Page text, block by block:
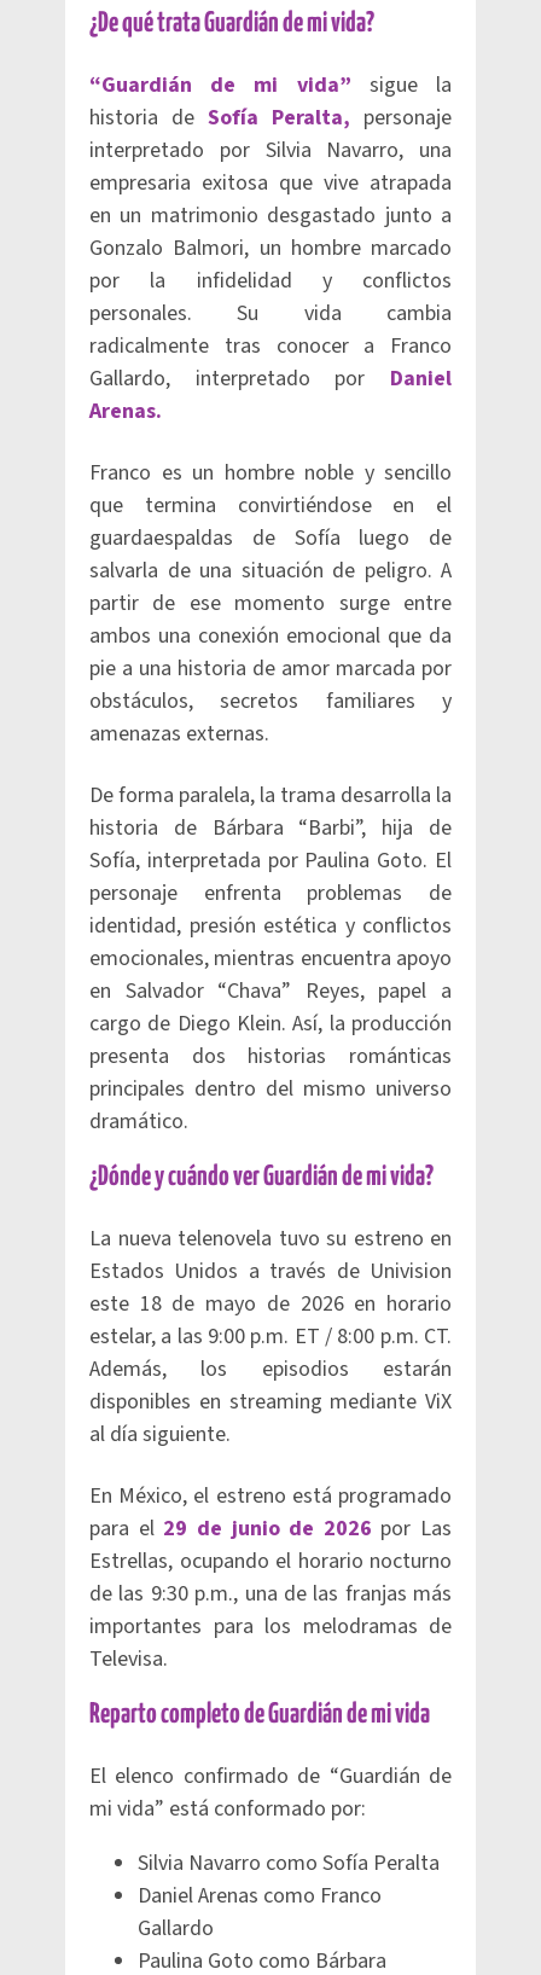
¿De qué trata Guardián de mi vida?
“Guardián de mi vida” sigue la
historia de Sofía Peralta, personaje
interpretado por Silvia Navarro, una
empresaria exitosa que vive atrapada
en un matrimonio desgastado junto a
Gonzalo Balmori, un hombre marcado
por la infidelidad y conflictos
personales. Su vida cambia
radicalmente tras conocer a Franco
Gallardo, interpretado por Daniel
Arenas.
Franco es un hombre noble y sencillo
que termina convirtiéndose en el
guardaespaldas de Sofía luego de
salvarla de una situación de peligro. A
partir de ese momento surge entre
ambos una conexión emocional que da
pie a una historia de amor marcada por
obstáculos, secretos familiares y
amenazas externas.
De forma paralela, la trama desarrolla la
historia de Bárbara “Barbi”, hija de
Sofía, interpretada por Paulina Goto. El
personaje enfrenta problemas de
identidad, presión estética y conflictos
emocionales, mientras encuentra apoyo
en Salvador “Chava” Reyes, papel a
cargo de Diego Klein. Así, la producción
presenta dos historias románticas
principales dentro del mismo universo
dramático.
¿Dónde y cuándo ver Guardián de mi vida?
La nueva telenovela tuvo su estreno en
Estados Unidos a través de Univision
este 18 de mayo de 2026 en horario
estelar, a las 9:00 p.m. ET / 8:00 p.m. CT.
Además, los episodios estarán
disponibles en streaming mediante ViX
al día siguiente.
En México, el estreno está programado
para el 29 de junio de 2026 por Las
Estrellas, ocupando el horario nocturno
de las 9:30 p.m., una de las franjas más
importantes para los melodramas de
Televisa.
Reparto completo de Guardián de mi vida
El elenco confirmado de “Guardián de
mi vida” está conformado por:
Silvia Navarro como Sofía Peralta
Daniel Arenas como Franco
Gallardo
Paulina Goto como Bárbara